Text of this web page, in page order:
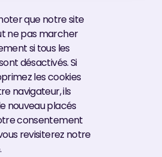
que notre site
ne pas marcher
si tous les
désactivés. Si
les cookies
navigateur, ils
nouveau placés
consentement
revisiterez notre